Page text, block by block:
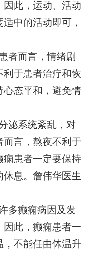
因此，运动、活动
中的活动即可，
者而言，情绪剧
利于患者治疗和恢
心态平和，避免情
泌系统紊乱，对
而言，熬夜不利于
痫患者一定要保持
息。 詹伟华医生
多癫痫病因及发
因此，癫痫患者一
，不能任由体温升